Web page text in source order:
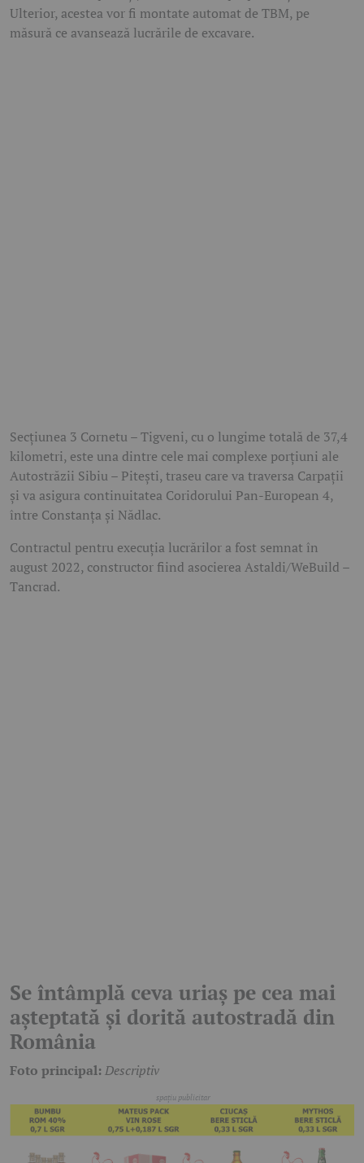
Ulterior, acestea vor fi montate automat de TBM, pe
măsură ce avansează lucrările de excavare.
Secțiunea 3 Cornetu – Tigveni, cu o lungime totală de 37,4
kilometri, este una dintre cele mai complexe porțiuni ale
Autostrăzii Sibiu – Pitești, traseu care va traversa Carpații
și va asigura continuitatea Coridorului Pan-European 4,
între Constanța și Nădlac.
Contractul pentru execuția lucrărilor a fost semnat în
august 2022, constructor fiind asocierea Astaldi/WeBuild –
Tancrad.
Se întâmplă ceva uriaș pe cea mai
așteptată și dorită autostradă din
România
Foto principal:Descriptiv